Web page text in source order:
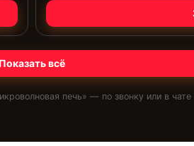
Показать всё
печь» — по звонку или в чате